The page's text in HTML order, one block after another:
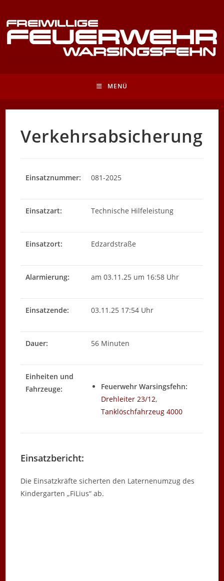
Inhalt
springen
MENÜ
Verkehrsabsicherung
Einsatznummer: 081-2025
Einsatzart: Technische Hilfeleistung
Einsatzort: Edzardstraße
Alarmierung: am 03.11.25 um 16:58 Uhr
Einsatzende: 03.11.25 17:54 Uhr
Dauer: 56 Minuten
Einheiten und
Fahrzeuge:
Feuerwehr Warsingsfehn:
Drehleiter 23/12,
Tanklöschfahrzeug 4000
Einsatzbericht:
Die Einsatzkräfte sicherten den Laternenumzug des
Kindergarten „FiLius“ ab.